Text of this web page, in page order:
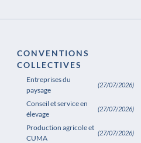
CONVENTIONS
COLLECTIVES
Entreprises du
paysage
(27/07/2026)
Conseil et service en
élevage
(27/07/2026)
Production agricole et
CUMA
(27/07/2026)